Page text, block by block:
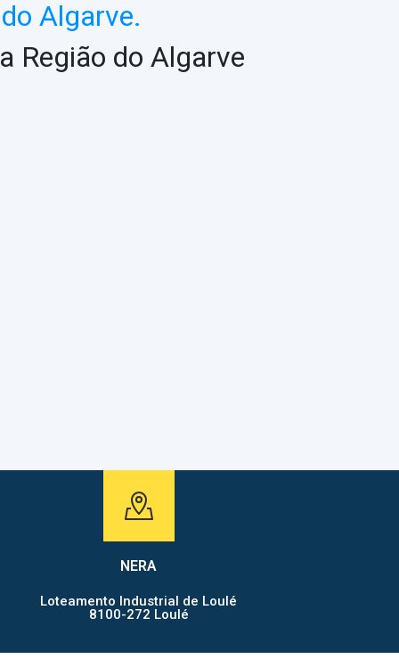
Algarve.
Região do Algarve
NERA
Loteamento Industrial de Loulé
8100-272 Loulé